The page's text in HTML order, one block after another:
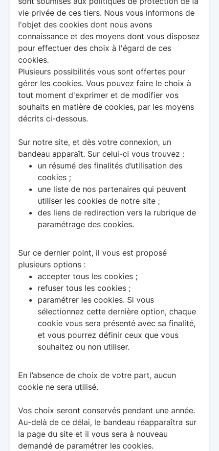
vie privée de ces tiers. Nous vous informons de
l'objet des cookies dont nous avons
connaissance et des moyens dont vous disposez
pour effectuer des choix à l'égard de ces
cookies.
Plusieurs possibilités vous sont offertes pour
gérer les cookies. Vous pouvez faire le choix à
tout moment d'exprimer et de modifier vos
souhaits en matière de cookies, par les moyens
décrits ci-dessous.
Sur notre site, et dès votre connexion, un
bandeau apparaît. Sur celui-ci vous trouvez :
un résumé des finalités d’utilisation des
cookies ;
une liste de nos partenaires qui peuvent
utiliser les cookies de notre site ;
des liens de redirection vers la rubrique de
paramétrage des cookies.
Sur ce dernier point, il vous est proposé
plusieurs options :
accepter tous les cookies ;
refuser tous les cookies ;
paramétrer les cookies. Si vous
sélectionnez cette dernière option, chaque
cookie vous sera présenté avec sa finalité,
et vous pourrez définir ceux que vous
souhaitez ou non utiliser.
En l’absence de choix de votre part, aucun
cookie ne sera utilisé.
Vos choix seront conservés pendant une année.
Au-delà de ce délai, le bandeau réapparaîtra sur
la page du site et il vous sera à nouveau
demandé de paramétrer les cookies.